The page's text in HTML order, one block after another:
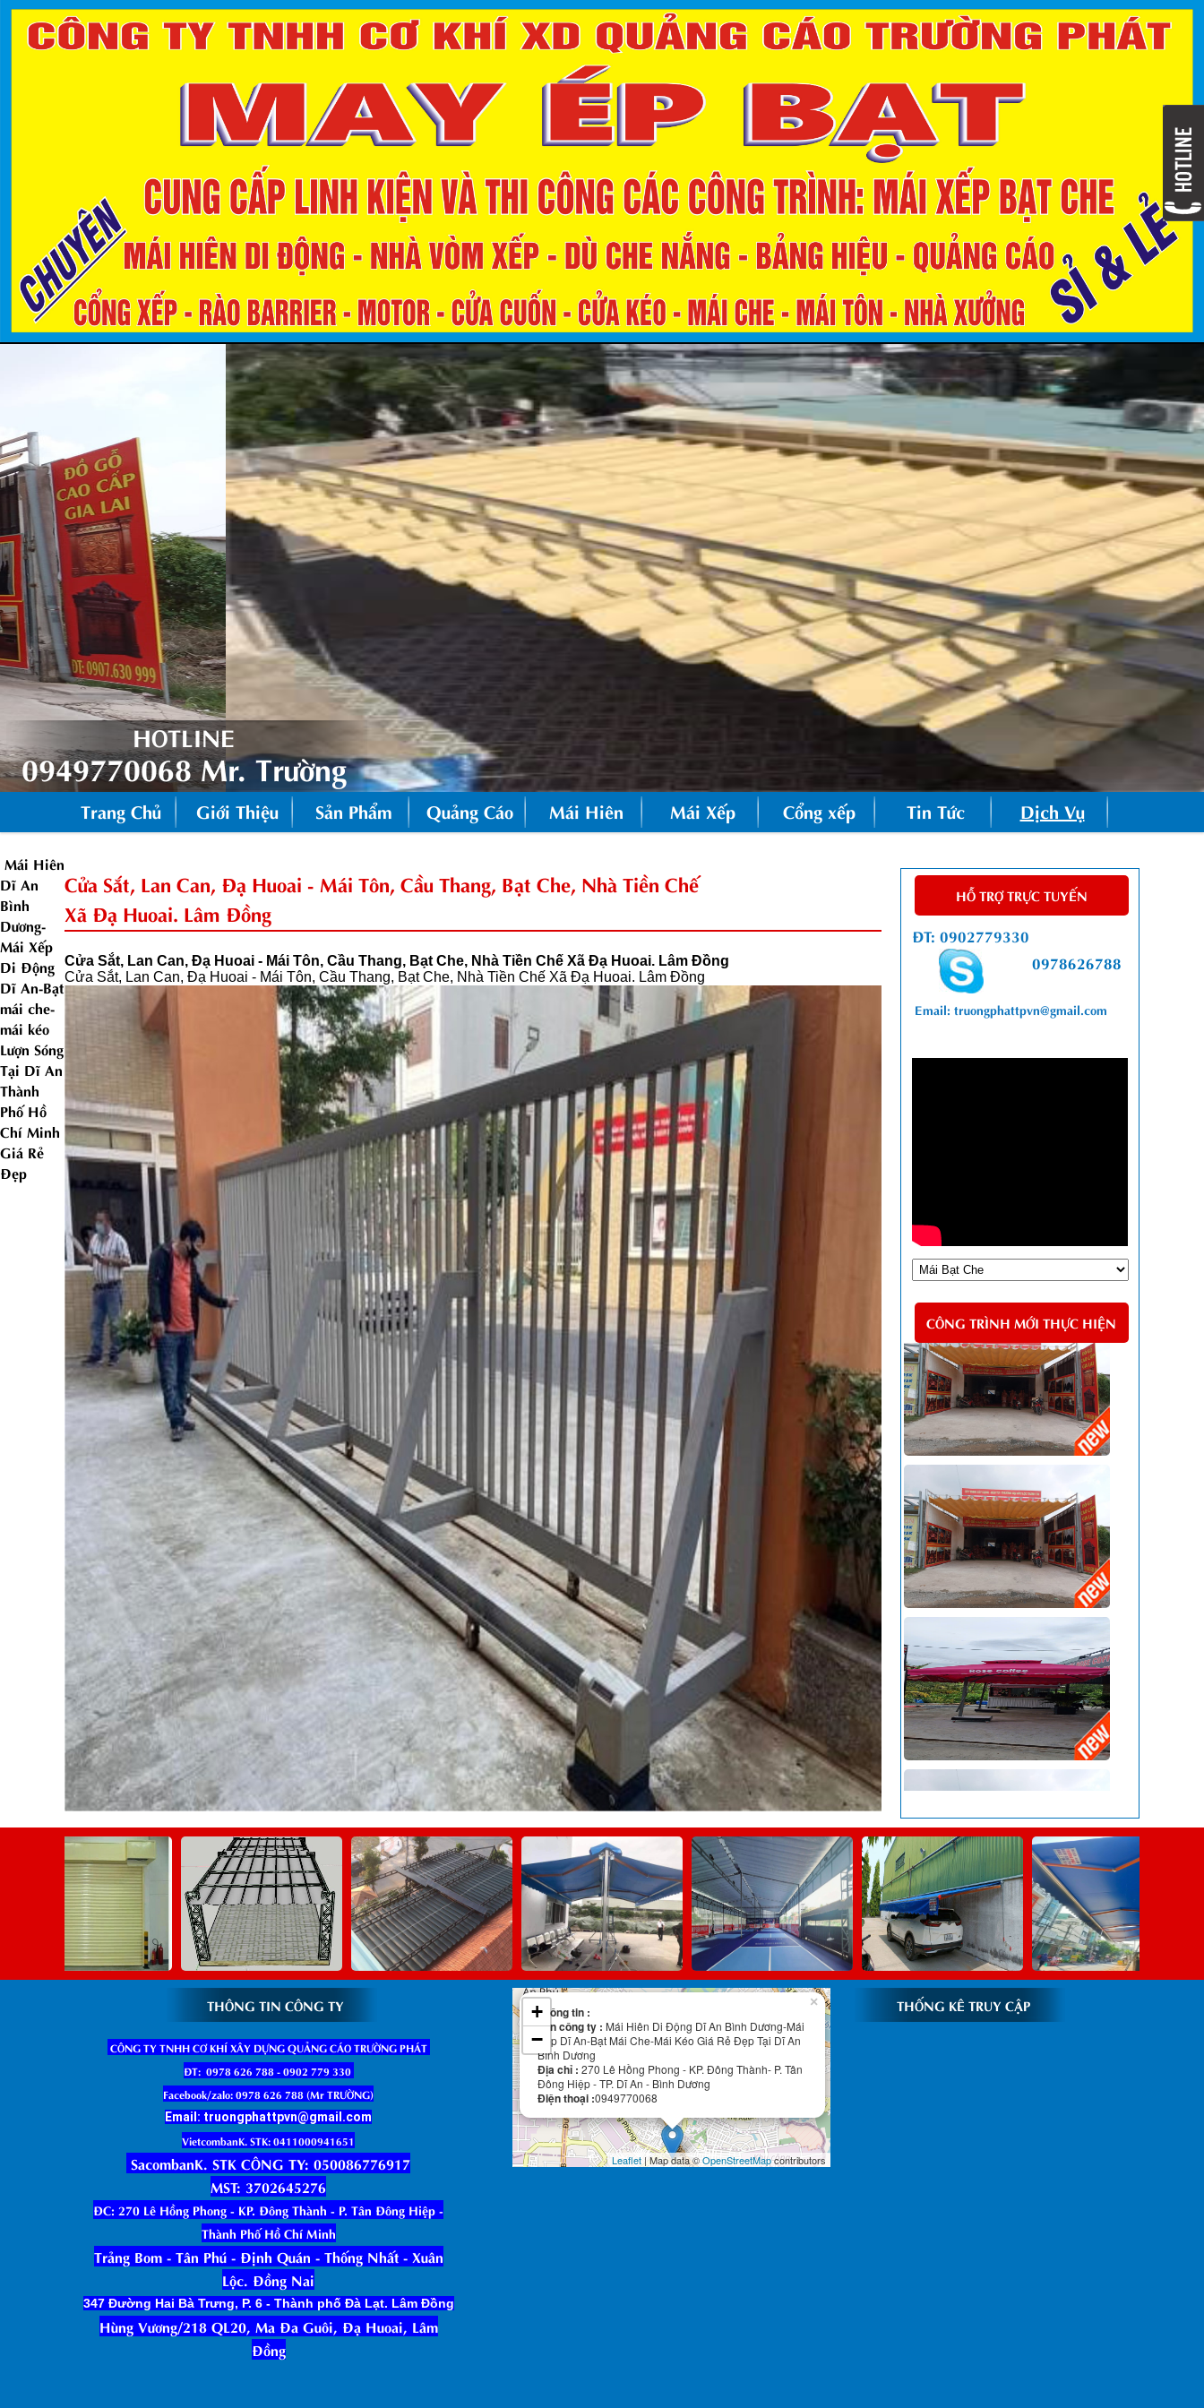
HOTLINE
0949770068 Mr. Trường
Trang Chủ Giới Thiệu Sản Phẩm Quảng Cáo Mái Hiên Mái Xếp Cổng xếp Tin Tức Dịch Vụ
Cửa Sắt, Lan Can, Đạ Huoai - Mái Tôn, Cầu Thang, Bạt Che, Nhà Tiền Chế
Xã Đạ Huoai. Lâm Đồng
Cửa Sắt, Lan Can, Đạ Huoai - Mái Tôn, Cầu Thang, Bạt Che, Nhà Tiền Chế Xã Đạ Huoai. Lâm Đồng
Cửa Sắt, Lan Can, Đạ Huoai - Mái Tôn, Cầu Thang, Bạt Che, Nhà Tiền Chế Xã Đạ Huoai. Lâm Đồng
HỖ TRỢ TRỰC TUYẾN
ĐT: 0902779330
0978626788
Email: truongphattpvn@gmail.com
CÔNG TRÌNH MỚI THỰC HIỆN
THÔNG TIN CÔNG TY
CÔNG TY TNHH CƠ KHÍ XÂY DỰNG QUẢNG CÁO TRƯỜNG PHÁT
ĐT: 0978 626 788 - 0902 779 330
Facebook/zalo: 0978 626 788 (Mr TRƯỜNG)
Email: truongphattpvn@gmail.com
VietcombanK. STK: 0411000941651
SacombanK. STK CÔNG TY: 050086776917
MST: 3702645276
ĐC: 270 Lê Hồng Phong - KP. Đông Thành - P. Tân Đông Hiệp -
Thành Phố Hồ Chí Minh
Trảng Bom - Tân Phú - Định Quán - Thống Nhất - Xuân
Lộc. Đồng Nai
347 Đường Hai Bà Trưng, P. 6 - Thành phố Đà Lạt. Lâm Đồng
Hùng Vương/218 QL20, Ma Đa Guôi, Đạ Huoai, Lâm
Đồng
Thông tin :
Tên công ty : Mái Hiên Di Động Dĩ An Bình Dương-Mái
Xếp Dĩ An-Bạt Mái Che-Mái Kéo Giá Rẻ Đẹp Tại Dĩ An
Bình Dương
Địa chỉ : 270 Lê Hồng Phong - KP. Đông Thành- P. Tân
Đông Hiệp - TP. Dĩ An - Bình Dương
Điện thoại :0949770068
×
+
−
Leaflet| Map data ©OpenStreetMapcontributors
THỐNG KÊ TRUY CẬP
Mái Hiên
Dĩ An
Bình
Dương-
Mái Xếp
Di Động
Dĩ An-Bạt
mái che-
mái kéo
Lượn Sóng
Tại Dĩ An
Thành
Phố Hồ
Chí Minh
Giá Rẻ
Đẹp